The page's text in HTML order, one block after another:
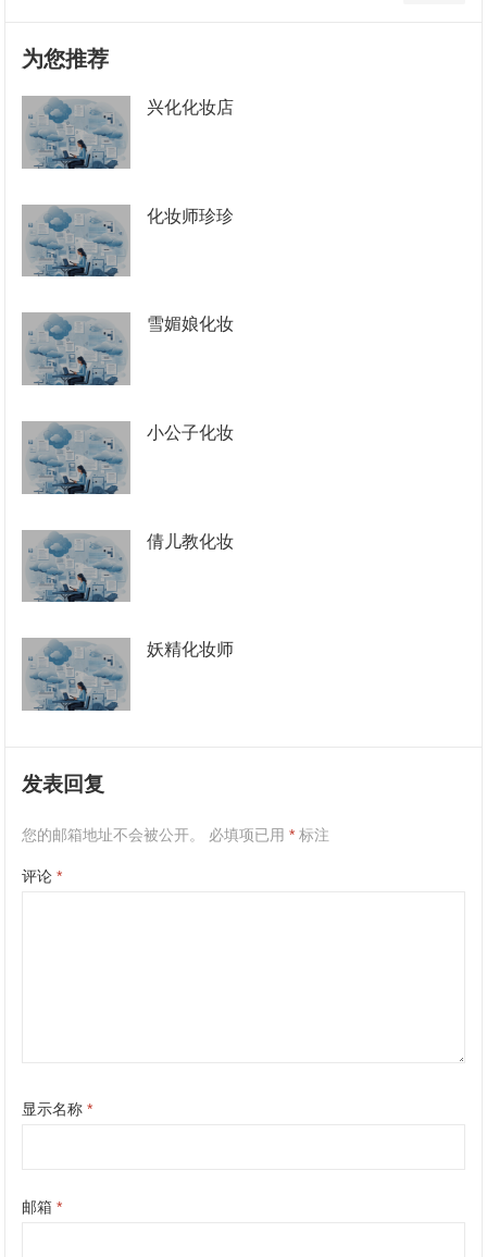
为您推荐
兴化化妆店
化妆师珍珍
雪媚娘化妆
小公子化妆
倩儿教化妆
妖精化妆师
发表回复
您的邮箱地址不会被公开。 必填项已用* 标注
评论*
显示名称*
邮箱*